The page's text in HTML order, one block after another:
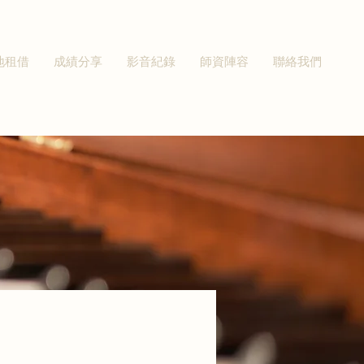
租借 成績分享 影音紀錄 師資陣容 聯絡我們